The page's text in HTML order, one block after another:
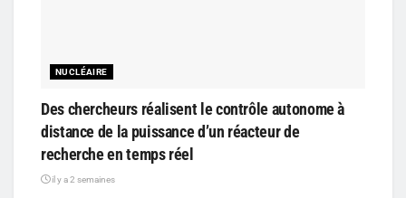
NUCLÉAIRE
Des chercheurs réalisent le contrôle autonome à
distance de la puissance d’un réacteur de
recherche en temps réel
il y a 2 semaines